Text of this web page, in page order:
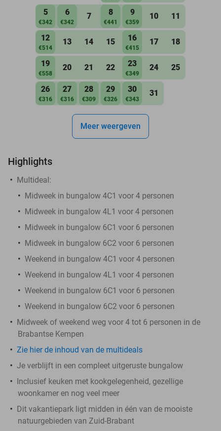
5
€342
6
€342
7 8
€441
9
€359
10 11
12
€514
13 14 15 16
€415
17 18
19
€558
20 21 22 23
€349
24 25
26
€316
27
€316
28
€309
29
€326
30
€343
31
Meer weergeven
Highlights
Multideal:
Midweek in bungalow 4C1 voor 4 personen
Midweek in bungalow 4L1 voor 4 personen
Midweek in bungalow 6C1 voor 6 personen
Midweek in bungalow 6C2 voor 6 personen
Weekend in bungalow 4C1 voor 4 personen
Weekend in bungalow 4L1 voor 4 personen
Weekend in bungalow 6C1 voor 6 personen
Weekend in bungalow 6C2 voor 6 personen
Midweek of weekend weg voor 4 tot 6 personen in de
Brabantse Kempen
Zie hier de inhoud van de multideals
Je verblijft in een compleet uitgeruste bungalow
Inclusief keuken met kookgelegenheid, gezellige
woonkamer en nog veel meer
Dit vakantiepark ligt midden in één van de mooiste
natuurgebieden van Zuid-Brabant